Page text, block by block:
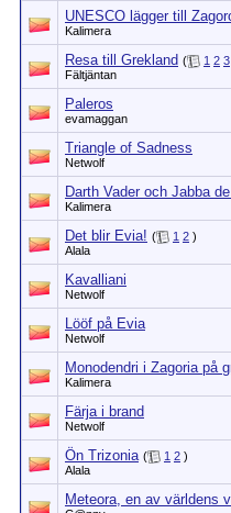
UNESCO lägger till
Kalimera
Resa till Grekland ( 1 2 3
Fältjäntan
Paleros
evamaggan
Triangle of Sadness
Netwolf
Darth Vader och Jabba
Kalimera
Det blir Evia! ( 1 2 )
Alala
Kavalliani
Netwolf
Lööf på Evia
Netwolf
Monodendri i Zagoria på
Kalimera
Färja i brand
Netwolf
Ön Trizonia ( 1 2 )
Alala
Meteora, en av världens